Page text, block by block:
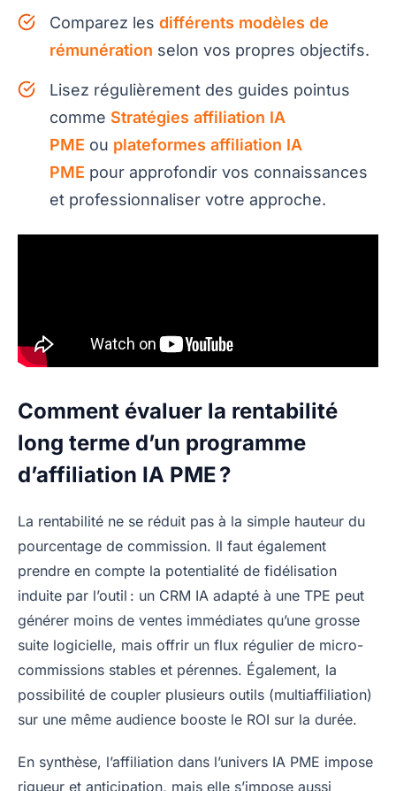
Comparez les différents modèles de
rémunération selon vos propres objectifs.
Lisez régulièrement des guides pointus
comme Stratégies affiliation IA
PME ou plateformes affiliation IA
PME pour approfondir vos connaissances
et professionnaliser votre approche.
Comment évaluer la rentabilité
long terme d’un programme
d’affiliation IA PME ?
La rentabilité ne se réduit pas à la simple hauteur du
pourcentage de commission. Il faut également
prendre en compte la potentialité de fidélisation
induite par l’outil : un CRM IA adapté à une TPE peut
générer moins de ventes immédiates qu’une grosse
suite logicielle, mais offrir un flux régulier de micro-
commissions stables et pérennes. Également, la
possibilité de coupler plusieurs outils (multiaffiliation)
sur une même audience booste le ROI sur la durée.
En synthèse, l’affiliation dans l’univers IA PME impose
rigueur et anticipation, mais elle s’impose aussi